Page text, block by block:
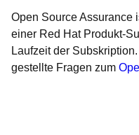
Open Source Assurance
einer Red Hat Produkt-
Laufzeit der
gestellte Fragen zum